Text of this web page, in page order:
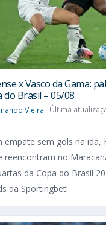
x Vasco da Gama:
do Brasil – 05/08
Vieira Última
empate sem gols na ida,
reencontram no
da Copa do Brasil
da Sportingbet!